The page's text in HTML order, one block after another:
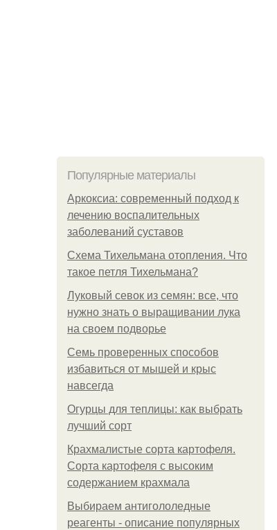
Популярные материалы
Аркоксиа: современный подход к
лечению воспалительных
заболеваний суставов
Схема Тихельмана отопления. Что
такое петля Тихельмана?
Луковый севок из семян: все, что
нужно знать о выращивании лука
на своем подворье
Семь проверенных способов
избавиться от мышей и крыс
навсегда
Огурцы для теплицы: как выбрать
лучший сорт
Крахмалистые сорта картофеля.
Сорта картофеля с высоким
содержанием крахмала
Выбираем антигололедные
реагенты - описание популярных